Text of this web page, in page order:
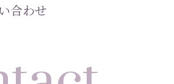
合わせ